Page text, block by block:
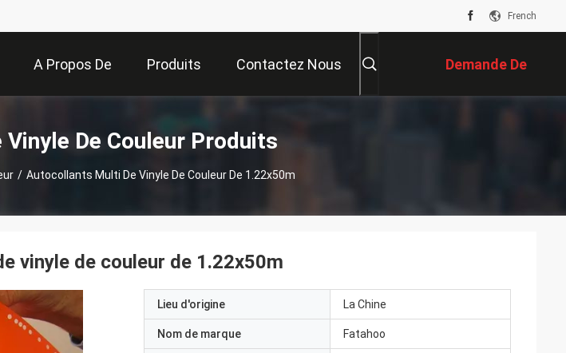
French
A Propos De
Nous
Produits Contactez Nous Demande De
Soumission
De Couleur Produits
/ Autocollants Multi De Vinyle De Couleur De 1.22x50m
vinyle de couleur de 1.22x50m
Lieu d'origine La Chine
Nom de marque Fatahoo